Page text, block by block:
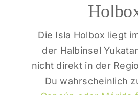
Die Isla Holbox liegt
der Halbinsel
nicht direkt in der
Du wahrscheinlich